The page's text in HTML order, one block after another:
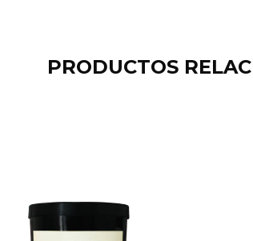
PRODUCTOS